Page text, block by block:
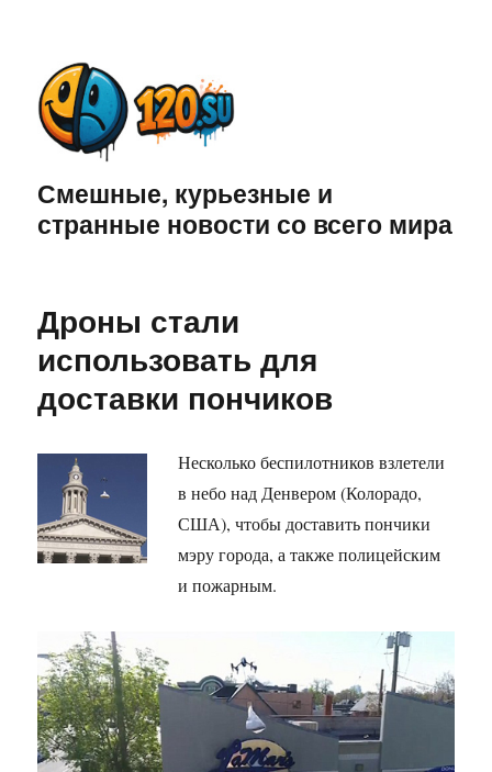
Смешные, курьезные и
странные новости со всего мира
Дроны стали
использовать для
доставки пончиков
Несколько беспилотников взлетели
в небо над Денвером (Колорадо,
США), чтобы доставить пончики
мэру города, а также полицейским
и пожарным.